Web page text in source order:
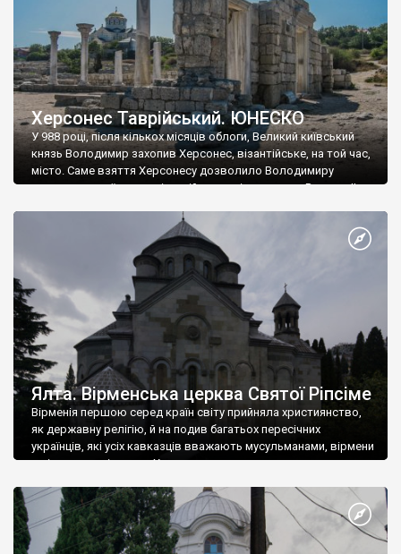
Херсонес Таврійський. ЮНЕСКО
У 988 році, після кількох місяців облоги, Великий київський
князь Володимир захопив Херсонес, візантійське, на той час,
місто. Саме взяття Херсонесу дозволило Володимиру
диктувати свої умови візантійському імператору Василю ІІ, та
Херсонесі Володимир-язичник, став Василем-християнином.
А потім було Хрещення Русі. На честь Херсонесу Таврійського
Ялта. Вірменська церква Святої Ріпсіме
Вірменія першою серед країн світу прийняла християнство,
як державну релігію, й на подив багатьох пересічних
українців, які усіх кавказців вважають мусульманами, вірмени
є відданими вірянами Христа